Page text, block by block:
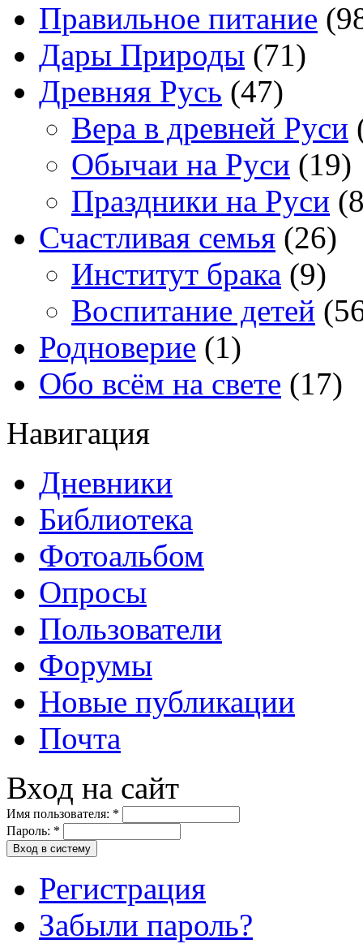
Правильное питание
Дары Природы (71)
Древняя Русь (47)
Вера в древней Руси
Обычаи на Руси (19)
Праздники на Руси
Счастливая семья (26)
Институт брака (9)
Воспитание детей
Родноверие (1)
Обо всём на свете (17)
Навигация
Дневники
Библиотека
Фотоальбом
Опросы
Пользователи
Форумы
Новые публикации
Почта
Вход на сайт
Имя пользователя: *
Пароль: *
Вход в систему
Регистрация
Забыли пароль?